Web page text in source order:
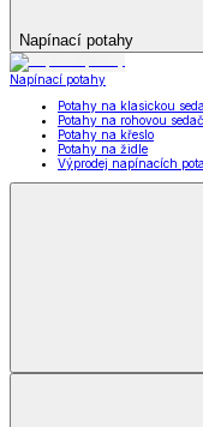
Napínací potahy
Napínací potahy
Potahy na klasickou
Potahy na rohovou
Potahy na křeslo
Potahy na židle
Výprodej napínacích